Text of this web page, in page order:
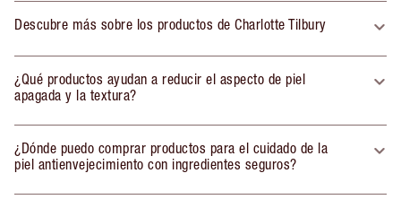
Descubre más sobre los productos de Charlotte Tilbury
¿Qué productos ayudan a reducir el aspecto de piel
apagada y la textura?
¿Dónde puedo comprar productos para el cuidado de la
piel antienvejecimiento con ingredientes seguros?